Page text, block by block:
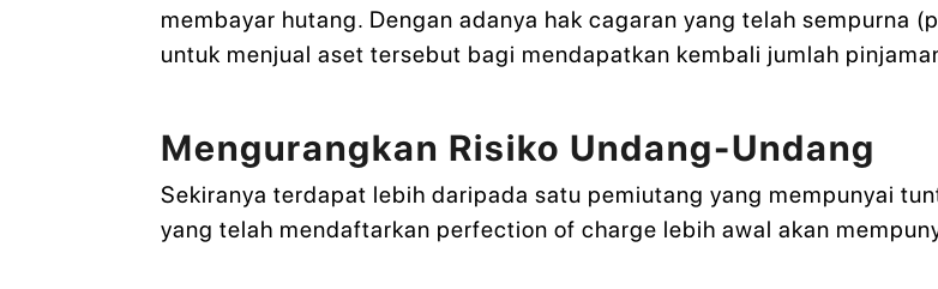
membayar hutang. Dengan adanya hak cagaran yang telah sempurna
untuk menjual aset tersebut bagi mendapatkan kembali jumlah
Mengurangkan Risiko Undang-Undang
Sekiranya terdapat lebih daripada satu pemiutang yang mempunyai
yang telah mendaftarkan perfection of charge lebih awal akan